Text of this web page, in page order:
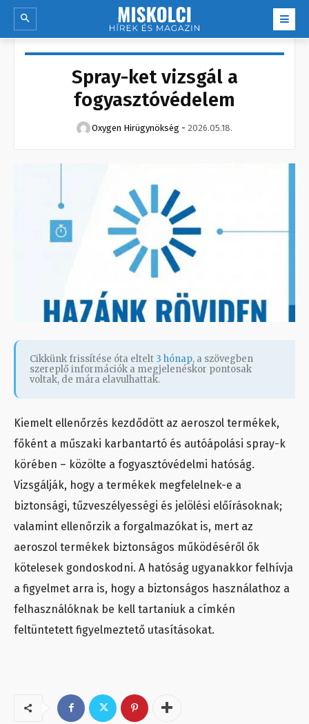
Spray-ket vizsgál a
fogyasztóvédelem
Oxygen Hirügynökség - 2026.05.18.
Cikkünk frissítése óta eltelt 3 hónap, a szövegben
szereplő információk a megjelenéskor pontosak
voltak, de mára elavulhattak.
Kiemelt ellenőrzés kezdődött az aeroszol termékek,
főként a műszaki karbantartó és autóápolási spray-k
körében – közölte a fogyasztóvédelmi hatóság.
Vizsgálják, hogy a termékek megfelelnek-e a
biztonsági, tűzveszélyességi és jelölési előírásoknak;
valamint ellenőrzik a forgalmazókat is, mert az
aeroszol termékek biztonságos működéséről ők
kötelesek gondoskodni. A hatóság ugyanakkor felhívja
a figyelmet arra is, hogy a biztonságos használathoz a
felhasználóknak be kell tartaniuk a címkén
feltüntetett figyelmeztető utasításokat.